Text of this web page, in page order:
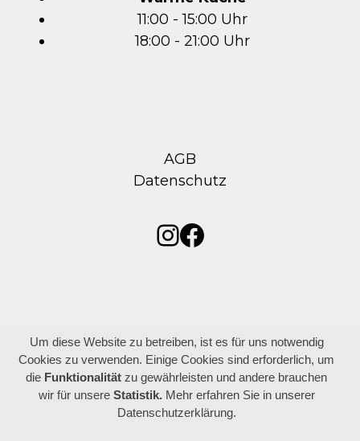
11:00 - 15:00 Uhr
18:00 - 21:00 Uhr
AGB
Datenschutz
Instagram
Facebook
Um diese Website zu betreiben, ist es für uns notwendig
Cookies zu verwenden. Einige Cookies sind erforderlich, um
die Funktionalität zu gewährleisten und andere brauchen
wir für unsere Statistik. Mehr erfahren Sie in unserer
Datenschutzerklärung.